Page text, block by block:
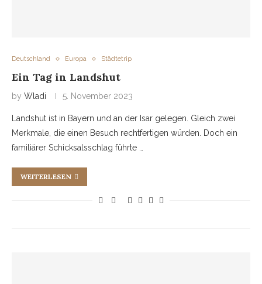
Deutschland Europa Städtetrip
Ein Tag in Landshut
by Wladi 5. November 2023
Landshut ist in Bayern und an der Isar gelegen. Gleich zwei
Merkmale, die einen Besuch rechtfertigen würden. Doch ein
familiärer Schicksalsschlag führte …
WEITERLESEN